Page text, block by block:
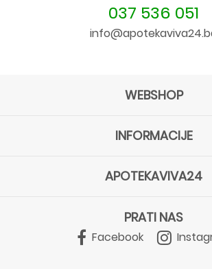
037 536 051
WEBSHOP
INFORMACIJE
APOTEKAVIVA24
PRATI NAS
Facebook